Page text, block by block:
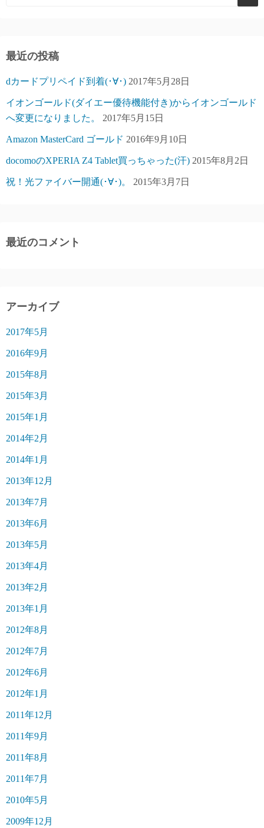
最近の投稿
dカードプリペイド到着(･∀･) 2017年5月28日
イオンゴールド(ダイエー優待機能付き)からイオンゴールド
へ変更になりました。
2017年5月15日
Amazon MasterCard ゴールド 2016年9月10日
docomoのXPERIA Z4 Tablet買っちゃった(汗) 2015年8月2日
祝！光ファイバー開通(･∀･)。 2015年3月7日
最近のコメント
アーカイブ
2017年5月
2016年9月
2015年8月
2015年3月
2015年1月
2014年2月
2014年1月
2013年12月
2013年7月
2013年6月
2013年5月
2013年4月
2013年2月
2013年1月
2012年8月
2012年7月
2012年6月
2012年1月
2011年12月
2011年9月
2011年8月
2011年7月
2010年5月
2009年12月